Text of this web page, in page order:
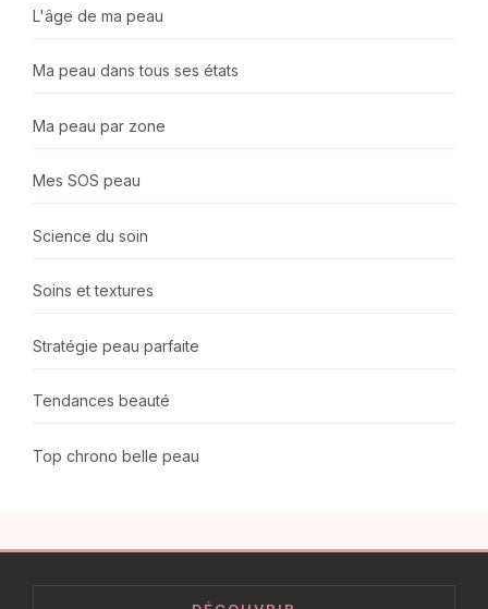
L'âge de ma peau
Ma peau dans tous ses états
Ma peau par zone
Mes SOS peau
Science du soin
Soins et textures
Stratégie peau parfaite
Tendances beauté
Top chrono belle peau